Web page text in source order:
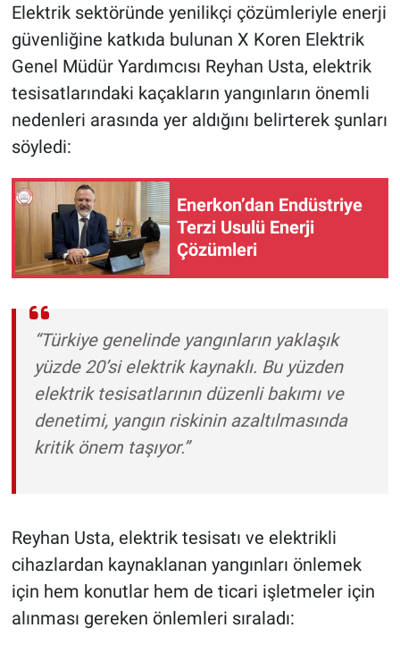
Elektrik sektöründe yenilikçi çözümleriyle enerji
güvenliğine katkıda bulunan X Koren Elektrik
Genel Müdür Yardımcısı Reyhan Usta, elektrik
tesisatlarındaki kaçakların yangınların önemli
nedenleri arasında yer aldığını belirterek şunları
söyledi:
Enerkon’dan Endüstriye
Terzi Usulü Enerji
Çözümleri
“Türkiye genelinde yangınların yaklaşık
yüzde 20’si elektrik kaynaklı. Bu yüzden
elektrik tesisatlarının düzenli bakımı ve
denetimi, yangın riskinin azaltılmasında
kritik önem taşıyor.”
Reyhan Usta, elektrik tesisatı ve elektrikli
cihazlardan kaynaklanan yangınları önlemek
için hem konutlar hem de ticari işletmeler için
alınması gereken önlemleri sıraladı: